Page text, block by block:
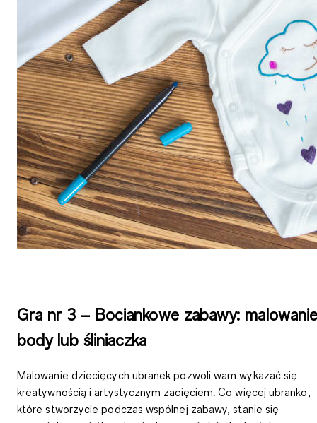
Gra nr 3 – Bociankowe zabawy:
body lub śliniaczka
Malowanie dziecięcych ubranek pozwoli wam wykazać się
kreatywnością i artystycznym zacięciem. Co więcej ubranko,
które stworzycie podczas wspólnej zabawy, stanie się